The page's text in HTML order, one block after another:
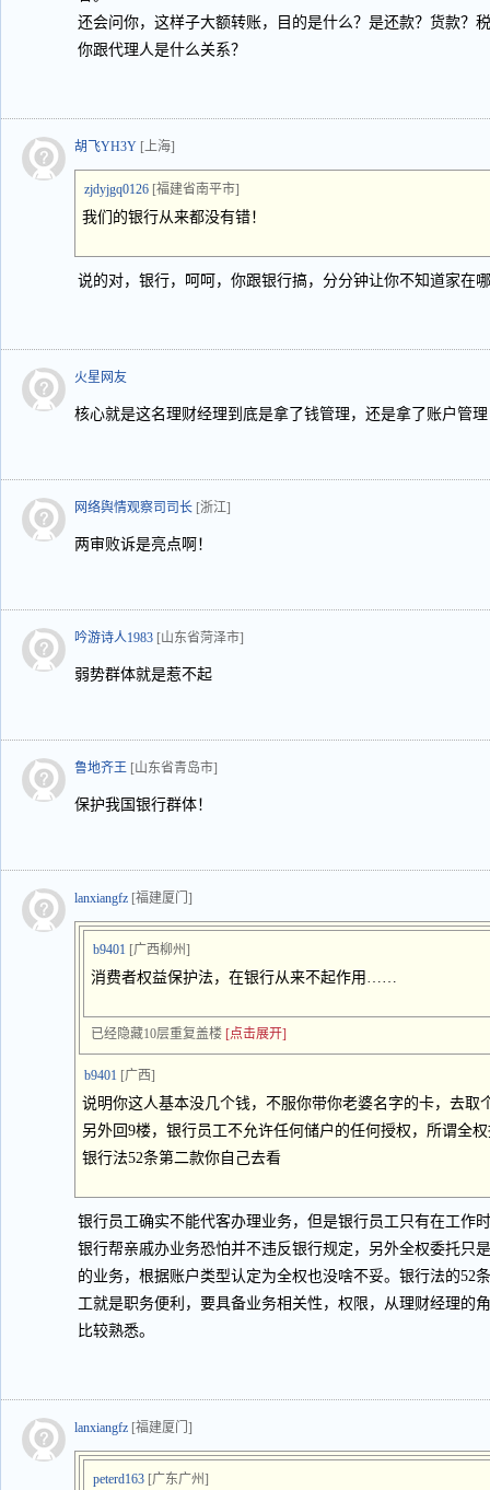
还会问你，这样子大额转账，目的是什么？是还款？货款？
你跟代理人是什么关系？
胡飞YH3Y [上海]
zjdyjgq0126 [福建省南平市]
我们的银行从来都没有错！
说的对，银行，呵呵，你跟银行搞，分分钟让你不知道家在
火星网友
核心就是这名理财经理到底是拿了钱管理，还是拿了账户管理
网络舆情观察司司长 [浙江]
两审败诉是亮点啊！
吟游诗人1983 [山东省菏泽市]
弱势群体就是惹不起
鲁地齐王 [山东省青岛市]
保护我国银行群体！
lanxiangfz [福建厦门]
b9401 [广西柳州]
消费者权益保护法，在银行从来不起作用……
已经隐藏10层重复盖楼 [点击展开]
b9401 [广西]
说明你这人基本没几个钱，不服你带你老婆名字的卡，去取
另外回9楼，银行员工不允许任何储户的任何授权，所谓全
银行法52条第二款你自己去看
银行员工确实不能代客办理业务，但是银行员工只有在工作
银行帮亲戚办业务恐怕并不违反银行规定，另外全权委托只
的业务，根据账户类型认定为全权也没啥不妥。银行法的52
工就是职务便利，要具备业务相关性，权限，从理财经理的
比较熟悉。
lanxiangfz [福建厦门]
peterd163 [广东广州]